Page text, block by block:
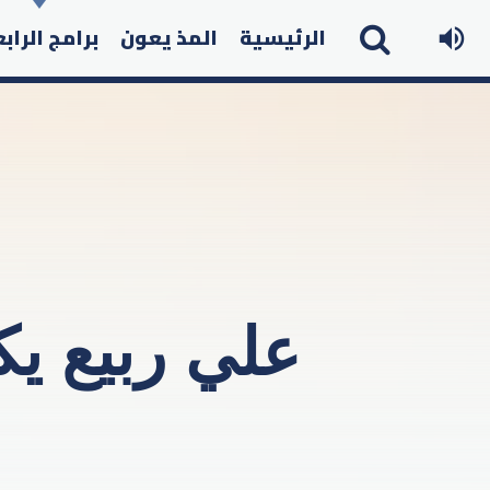
الرئيسية المذ يعون برامج
علي ربيع